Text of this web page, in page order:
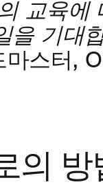
교육에
을 기대
스터,
의 방